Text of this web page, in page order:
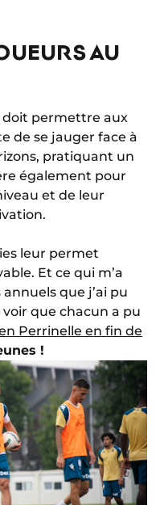
AU
doit permettre aux
de se jauger face à
pratiquant un
également pour
et de leur
leur permet
Et ce qui m’a
que j’ai pu
voir que chacun a pu
Perrinelle en fin de
!